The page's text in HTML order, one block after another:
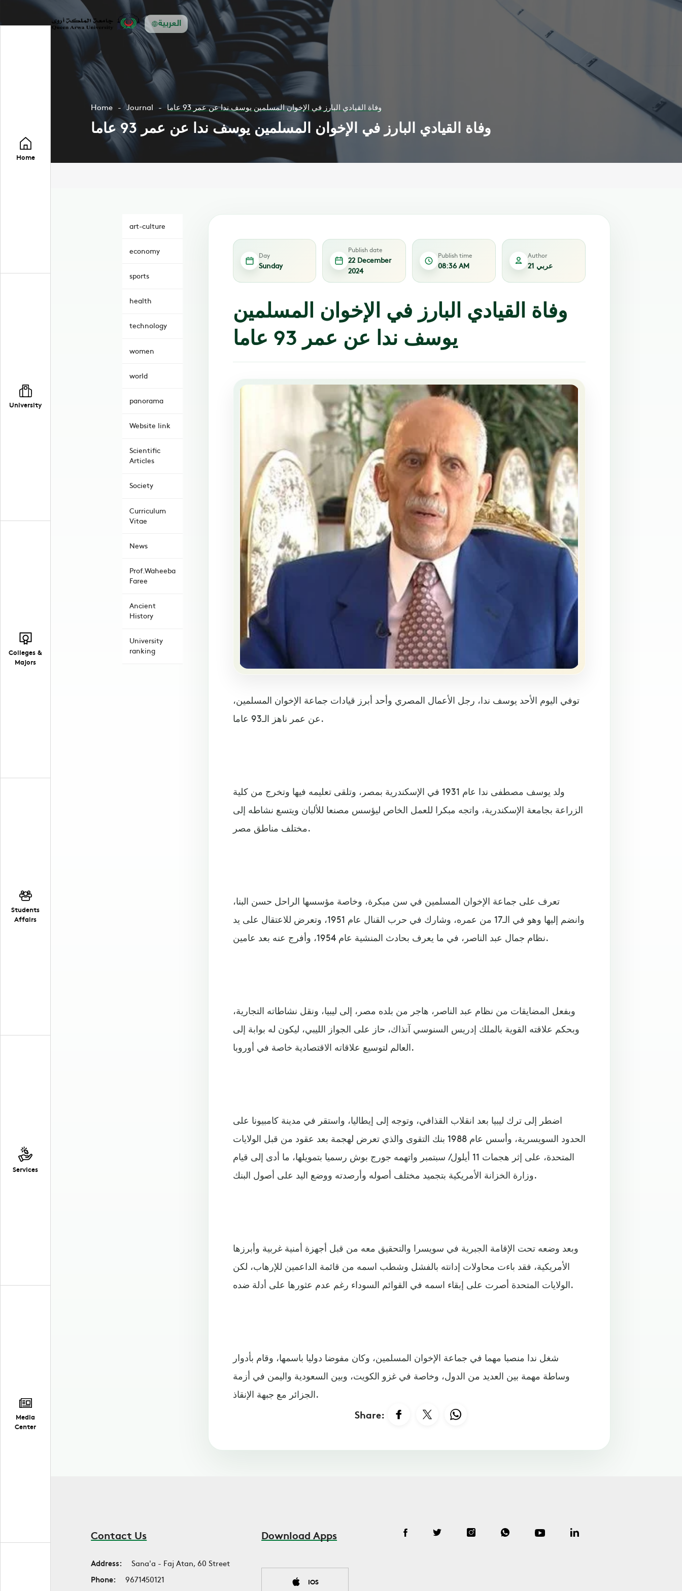
العربية
Home
University
Colleges &
Majors
Students
Affairs
Services
Media
Center
Home Journal وفاة القيادي البارز في الإخوان المسلمين يوسف ندا عن عمر 93 عاما
وفاة القيادي البارز في الإخوان المسلمين يوسف ندا عن عمر 93 عاما
art-culture
economy
sports
health
technology
women
world
panorama
Website link
Scientific
Articles
Society
Curriculum
Vitae
News
Prof.Waheeba
Faree
Ancient
History
University
ranking
Day
Sunday
Publish date
22 December
2024
Publish time
08:36 AM
Author
عربي 21
وفاة القيادي البارز في الإخوان المسلمين
يوسف ندا عن عمر 93 عاما
توفي اليوم الأحد يوسف ندا، رجل الأعمال المصري وأحد أبرز قيادات جماعة الإخوان المسلمين،
عن عمر ناهز الـ93 عاما.
ولد يوسف مصطفى ندا عام 1931 في الإسكندرية بمصر، وتلقى تعليمه فيها وتخرج من كلية
الزراعة بجامعة الإسكندرية، واتجه مبكرا للعمل الخاص ليؤسس مصنعا للألبان ويتسع نشاطه إلى
مختلف مناطق مصر.
تعرف على جماعة الإخوان المسلمين في سن مبكرة، وخاصة مؤسسها الراحل حسن البنا،
وانضم إليها وهو في الـ17 من عمره، وشارك في حرب القنال عام 1951، وتعرض للاعتقال على يد
نظام جمال عبد الناصر، في ما يعرف بحادث المنشية عام 1954، وأفرج عنه بعد عامين.
وبفعل المضايقات من نظام عبد الناصر، هاجر من بلده مصر، إلى ليبيا، ونقل نشاطاته التجارية،
وبحكم علاقته القوية بالملك إدريس السنوسي آنذاك، حاز على الجواز الليبي، ليكون له بوابة إلى
العالم لتوسيع علاقاته الاقتصادية خاصة في أوروبا.
اضطر إلى ترك ليبيا بعد انقلاب القذافي، وتوجه إلى إيطاليا، واستقر في مدينة كامبيونا على
الحدود السويسرية، وأسس عام 1988 بنك التقوى والذي تعرض لهجمة بعد عقود من قبل الولايات
المتحدة، على إثر هجمات 11 أيلول/ سبتمبر واتهمه جورج بوش رسميا بتمويلها، ما أدى إلى قيام
وزارة الخزانة الأمريكية بتجميد مختلف أصوله وأرصدته ووضع اليد على أصول البنك.
وبعد وضعه تحت الإقامة الجبرية في سويسرا والتحقيق معه من قبل أجهزة أمنية غربية وأبرزها
الأمريكية، فقد باءت محاولات إدانته بالفشل وشطب اسمه من قائمة الداعمين للإرهاب، لكن
الولايات المتحدة أصرت على إبقاء اسمه في القوائم السوداء رغم عدم عثورها على أدلة ضده.
شغل ندا منصبا مهما في جماعة الإخوان المسلمين، وكان مفوضا دوليا باسمها، وقام بأدوار
وساطة مهمة بين العديد من الدول، وخاصة في غزو الكويت، وبين السعودية واليمن في أزمة
الجزائر مع جبهة الإنقاذ.
Share:
Contact Us
Address:
Sana'a - Faj Atan, 60 Street
Phone:
9671450121
Download Apps
IOS